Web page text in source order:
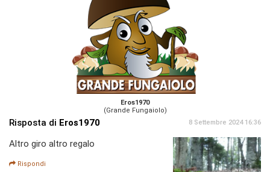
Eros1970
(Grande Fungaiolo)
Risposta di Eros1970 8 Settembre 2024 16:36
Altro giro altro regalo
Rispondi